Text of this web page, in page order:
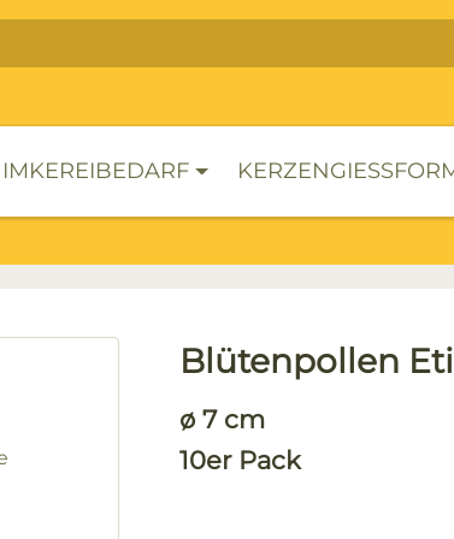
IMKEREIBEDARF
Blütenpollen
ø 7 cm
10er Pack